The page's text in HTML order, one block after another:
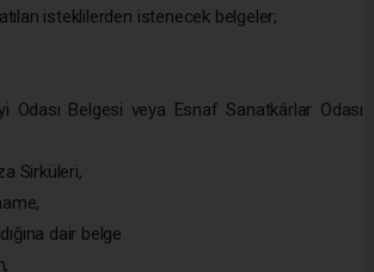
isteklilerden istenecek belgeler;
Odası Belgesi veya Esnaf Sanatkârlar Odası
Sirküleri,
dair belge